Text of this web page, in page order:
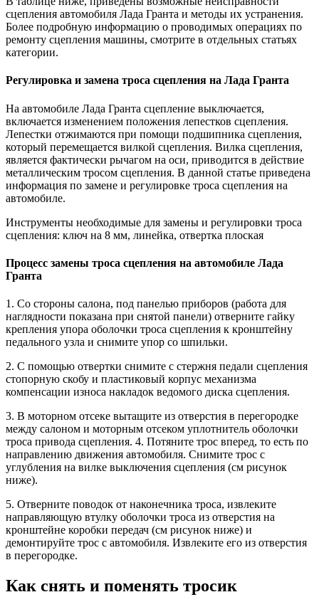
сцепления автомобиля Лада Гранта и методы их устранения.
Более подробную информацию о проводимых операциях по
ремонту сцепления машины, смотрите в отдельных статьях
категории.
Регулировка и замена троса сцепления на Лада Гранта
На автомобиле Лада Гранта сцепление выключается,
включается изменением положения лепестков сцепления.
Лепестки отжимаются при помощи подшипника сцепления,
который перемещается вилкой сцепления. Вилка сцепления,
является фактически рычагом на оси, приводится в действие
металлическим тросом сцепления. В данной статье приведена
информация по замене и регулировке троса сцепления на
автомобиле.
Инструменты необходимые для замены и регулировки троса
сцепления: ключ на 8 мм, линейка, отвертка плоская
Процесс замены троса сцепления на автомобиле Лада
Гранта
1. Со стороны салона, под панелью приборов (работа для
наглядности показана при снятой панели) отверните гайку
крепления упора оболочки троса сцепления к кронштейну
педального узла и снимите упор со шпильки.
2. С помощью отвертки снимите с стержня педали сцепления
стопорную скобу и пластиковый корпус механизма
компенсации износа накладок ведомого диска сцепления.
3. В моторном отсеке вытащите из отверстия в перегородке
между салоном и моторным отсеком уплотнитель оболочки
троса привода сцепления. 4. Потяните трос вперед, то есть по
направлению движения автомобиля. Снимите трос с
углубления на вилке выключения сцепления (см рисунок
ниже).
5. Отверните поводок от наконечника троса, извлеките
направляющую втулку оболочки троса из отверстия на
кронштейне коробки передач (см рисунок ниже) и
демонтируйте трос с автомобиля. Извлеките его из отверстия
в перегородке.
Как снять и поменять тросик